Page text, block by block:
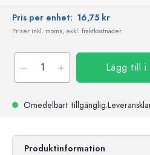
Pris per enhet: 16,75 kr
Priser inkl. moms, exkl. fraktkostnader
Lägg till i
Omedelbart tillgänglig.
Produktinformation